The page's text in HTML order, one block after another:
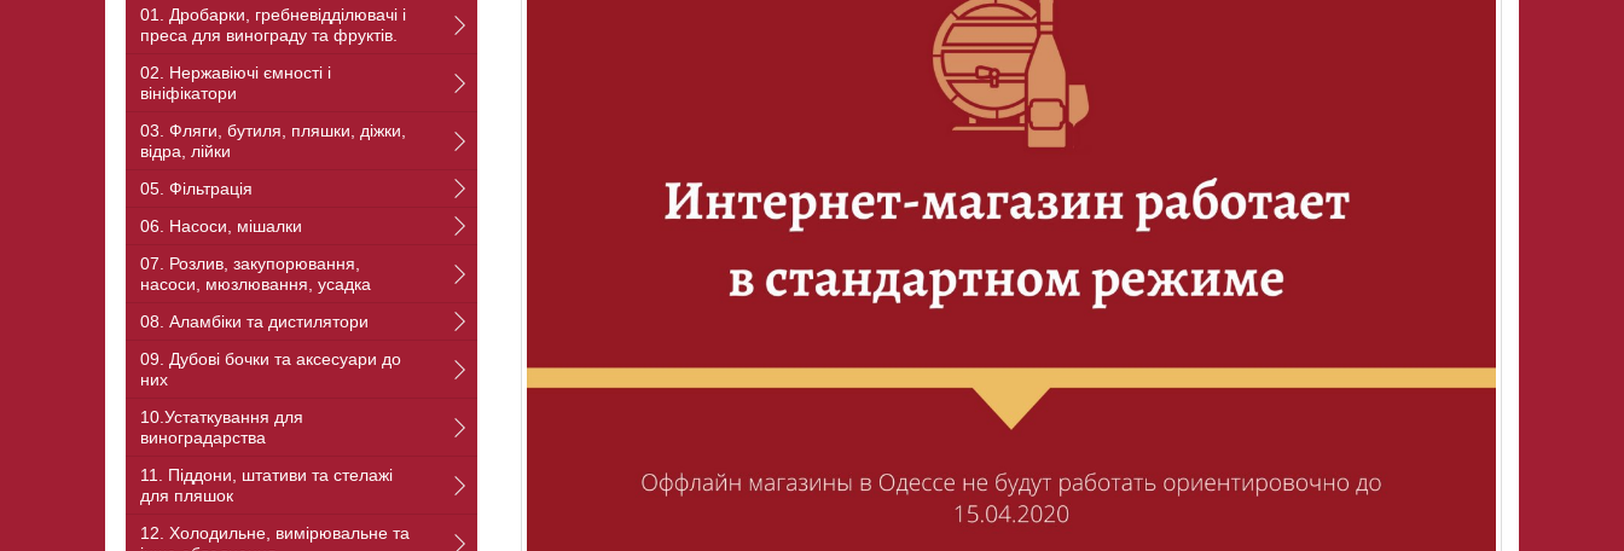
01. Дробарки, гребневідділювачі і
преса для винограду та фруктів.
02. Нержавіючі ємності і
вініфікатори
03. Фляги, бутиля, пляшки, діжки,
відра, лійки
05. Фільтрація
06. Насоси, мішалки
07. Розлив, закупорювання,
насоси, мюзлювання, усадка
08. Аламбіки та дистилятори
09. Дубові бочки та аксесуари до
них
10.Устаткування для
виноградарства
11. Піддони, штативи та стелажі
для пляшок
12. Холодильне, вимірювальне та